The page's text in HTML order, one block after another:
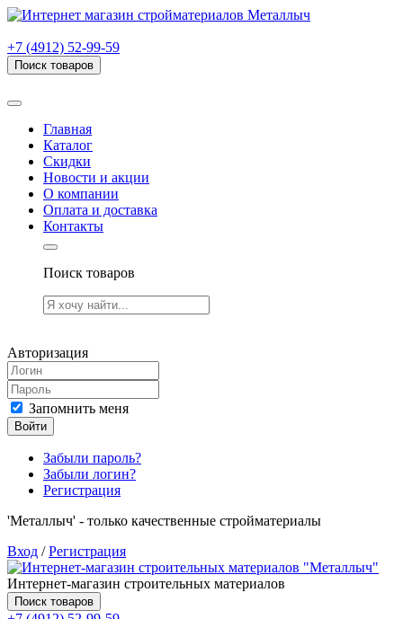
+7 (4912) 52-99-59
Поиск товаров
Главная
Каталог
Скидки
Новости и акции
О компании
Оплата и доставка
Контакты
Поиск товаров
Авторизация
Запомнить меня
Войти
Забыли пароль?
Забыли логин?
Регистрация
'Металлыч' - только качественные стройматериалы
Вход /Регистрация
Интернет-магазин строительных материалов
Поиск товаров